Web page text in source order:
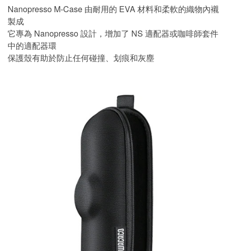
Nanopresso M-Case 由耐用的 EVA 材料和柔軟的織物內襯
製成
它專為 Nanopresso 設計，增加了 NS 適配器或咖啡師套件
中的適配器環
保護殼有助於防止任何碰撞、划痕和灰塵